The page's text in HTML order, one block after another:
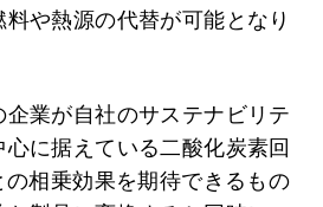
や熱源の代替が可能となり
業が自社のサステナビリテ
心に据えている二酸化炭素回
の相乗効果を期待できるもの